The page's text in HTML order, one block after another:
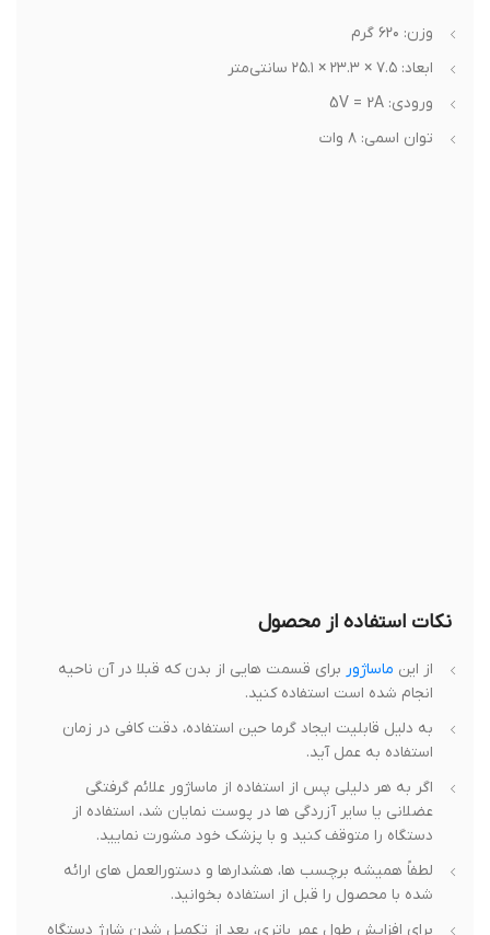
وزن: ۶۲۰ گرم
ابعاد: ۷.۵ × ۲۳.۳ × ۲۵.۱ سانتی‌متر
ورودی: 5V = 2A
توان اسمی: ۸ وات
نکات استفاده از محصول
از این ماساژوربرای قسمت هایی از بدن که قبلا در آن ناحیه
انجام شده است استفاده کنید.
به دلیل قابلیت ایجاد گرما حین استفاده، دقت کافی در زمان
استفاده به عمل آید.
اگر به هر دلیلی پس از استفاده از ماساژور علائم گرفتگی
عضلانی یا سایر آزردگی‌ ها در پوست نمایان شد، استفاده از
دستگاه را متوقف کنید و با پزشک خود مشورت نمایید.
لطفاً همیشه برچسب ها، هشدارها و دستورالعمل های ارائه
شده با محصول را قبل از استفاده بخوانید.
برای افزایش طول عمر باتری، بعد از تکمیل شدن شارژ دستگاه